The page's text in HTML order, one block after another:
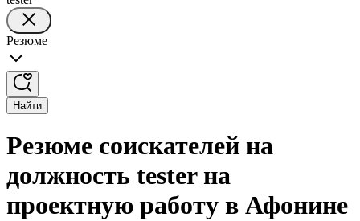
Резюме
Найти
Резюме соискателей на
должность tester на
проектную работу в Афонине